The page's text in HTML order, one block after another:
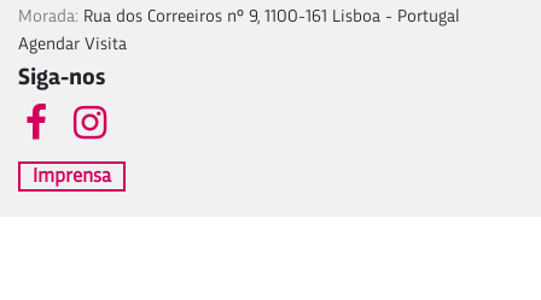
Morada: Rua dos Correeiros nº 9, 1100-161 Lisboa - Portugal
Agendar Visita
Siga-nos
Imprensa